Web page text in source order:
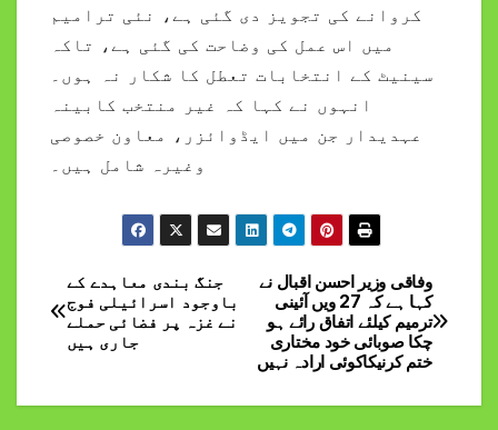
کروانے کی تجویز دی گئی ہے، نئی ترامیم
میں اس عمل کی وضاحت کی گئی ہے، تاکہ
سینیٹ کے انتخابات تعطل کا شکار نہ ہوں۔
انہوں نے کہا کہ غیر منتخب کابینہ
عہدیدار جن میں ایڈوائزر، معاون خصوصی
وغیرہ شامل ہیں۔
Post
navigation
وفاقی وزیر احسن اقبال نے
کہا ہے کہ 27 ویں آئینی
ترمیم کیلئے اتفاق رائے ہو
چکا صوبائی خود مختاری
ختم کرنیکاکوئی ارادہ نہیں
جنگ بندی معاہدے کے
باوجود اسرائیلی فوج
نے غزہ پر فضائی حملے
جاری ہیں